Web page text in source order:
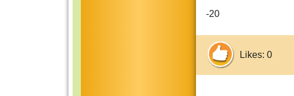
-20
Likes: 0